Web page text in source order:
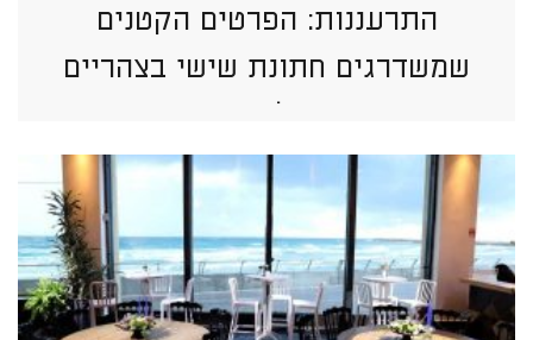
התרעננות: הפרטים הקטנים
שמשדרגים חתונת שישי בצהריים